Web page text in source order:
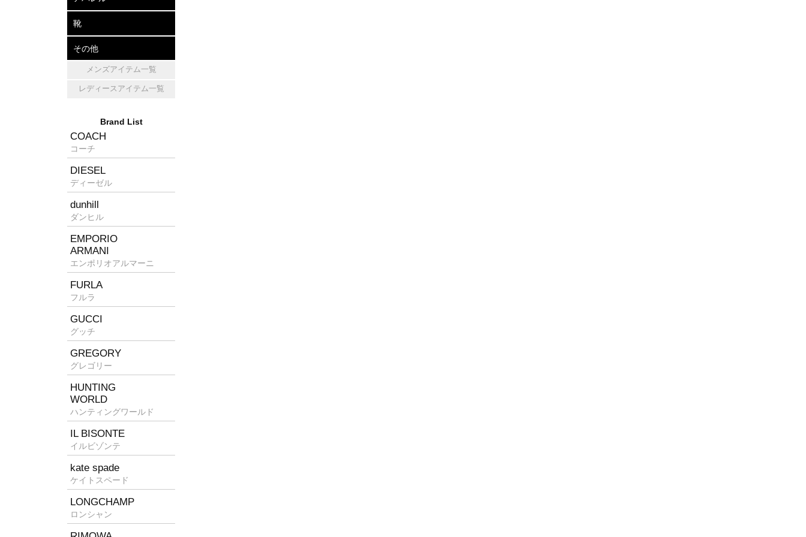
アパレル
帽子
マフラー・ショール
靴
レザーシューズ
パンプス
スニーカー
その他
キッチン雑貨
ホームフレグランス
消臭グッズ
メンズアイテム一覧
レディースアイテム一覧
Brand List
COACH
コーチ
DIESEL
ディーゼル
dunhill
ダンヒル
EMPORIO
ARMANI
エンポリオアルマーニ
FURLA
フルラ
GUCCI
グッチ
GREGORY
グレゴリー
HUNTING
WORLD
ハンティングワールド
IL BISONTE
イルビゾンテ
kate spade
ケイトスペード
LONGCHAMP
ロンシャン